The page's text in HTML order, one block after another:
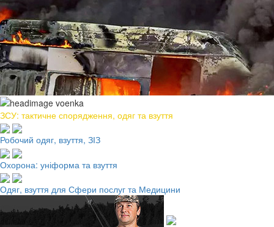
ЗСУ: тактичне спорядження, одяг та взуття
Робочий одяг, взуття, ЗІЗ
Охорона: уніформа та взуття
Одяг, взуття для Сфери послуг та Медицини